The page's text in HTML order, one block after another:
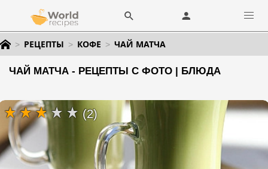
РЕЦЕПТЫ КОФЕ ЧАЙ МАТЧА
ЧАЙ МАТЧА - РЕЦЕПТЫ С ФОТО | БЛЮДА
(2)